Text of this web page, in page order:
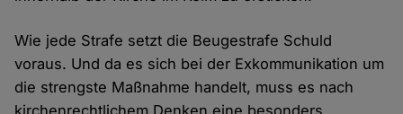
Wie jede Strafe setzt die Beugestrafe Schuld
voraus. Und da es sich bei der Exkommunikation um
die strengste Maßnahme handelt, muss es nach